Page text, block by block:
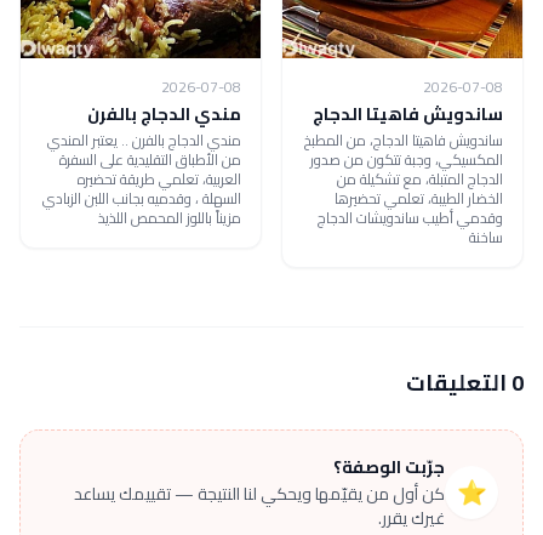
2026-07-08
ساندويش فاهيتا الدجاج
ساندويش فاهيتا الدجاج، من المطبخ
المكسيكي، وجبة تتكون من صدور
الدجاج المتبلة، مع تشكيلة من
الخضار الطيبة، تعلمي تحضيرها
وقدمي أطيب ساندويشات الدجاج
ساخنة
2026-07-08
مندي الدجاج بالفرن
مندي الدجاج بالفرن .. يعتبر المندي
من الأطباق التقليدية على السفرة
العربية، تعلمي طريقة تحضيره
السهلة ، وقدميه بجانب اللبن الزبادي
مزيناً باللوز المحمص اللذيذ
0 التعليقات
⭐
جرّبت الوصفة؟
كن أول من يقيّمها ويحكي لنا النتيجة — تقييمك يساعد
غيرك يقرر.